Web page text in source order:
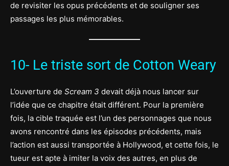
de revisiter les opus précédents et de souligner ses
passages les plus mémorables.
10- Le triste sort de Cotton Weary
L’ouverture de Scream 3 devait déjà nous lancer sur
l’idée que ce chapitre était différent. Pour la première
fois, la cible traquée est l’un des personnages que nous
avons rencontré dans les épisodes précédents, mais
l’action est aussi transportée à Hollywood, et cette fois, le
tueur est apte à imiter la voix des autres, en plus de